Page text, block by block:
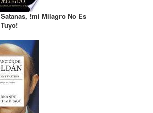
Satanas, !mi Milagro No Es
Tuyo!